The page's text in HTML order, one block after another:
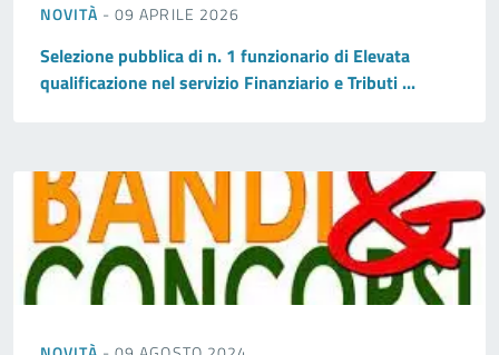
NOVITÀ - 09 APRILE 2026
Selezione pubblica di n. 1 funzionario di Elevata
qualificazione nel servizio Finanziario e Tributi ...